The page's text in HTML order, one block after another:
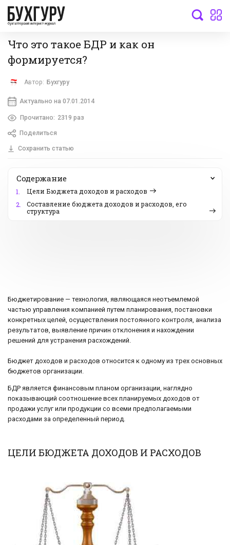
бухгалтерский интернет-журнал
Что это такое БДР и как он
формируется?
Автор: Бухгуру
Актуально на 07.01.2014
Прочитано: 2319 раз
Поделиться
Сохранить статью
Содержание
1.
Цели Бюджета доходов и расходов
2.
Составление бюджета доходов и расходов, его
структура
Бюджетирование — технология, являющаяся неотъемлемой
частью управления компанией путем планирования, постановки
конкретных целей, осуществления постоянного контроля, анализа
результатов, выявление причин отклонения и нахождении
решений для устранения расхождений.
Бюджет доходов и расходов относится к одному из трех основных
бюджетов организации.
БДР является финансовым планом организации, наглядно
показывающий соотношение всех планируемых доходов от
продажи услуг или продукции со всеми предполагаемыми
расходами за определенный период.
ЦЕЛИ БЮДЖЕТА ДОХОДОВ И РАСХОДОВ